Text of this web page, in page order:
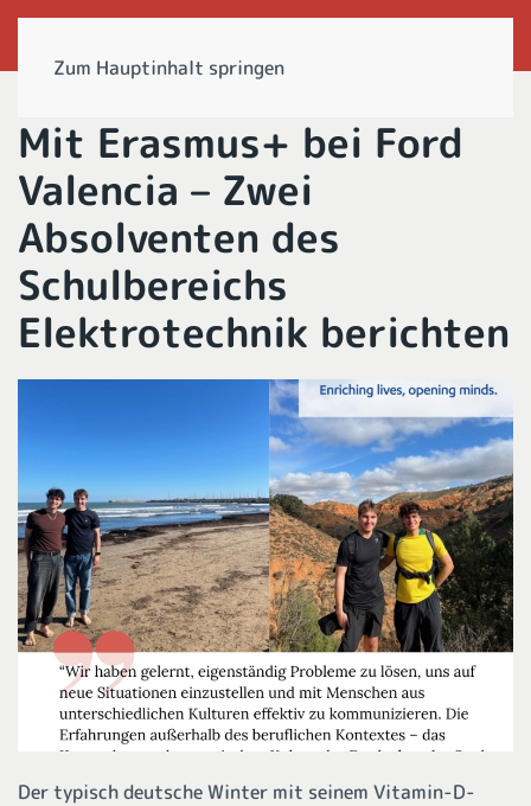
Zum Hauptinhalt springen
Mit Erasmus+ bei Ford
Valencia – Zwei
Absolventen des
Schulbereichs
Elektrotechnik berichten
Der typisch deutsche Winter mit seinem Vitamin-D-